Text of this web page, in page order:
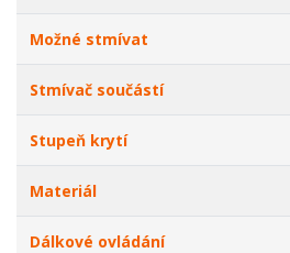
Možné stmívat
Stmívač součástí
Stupeň krytí
Materiál
Dálkové ovládání